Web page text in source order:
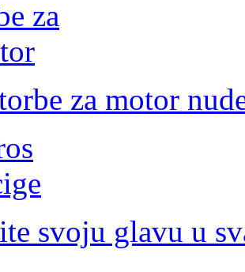
za motor
svoju glavu u